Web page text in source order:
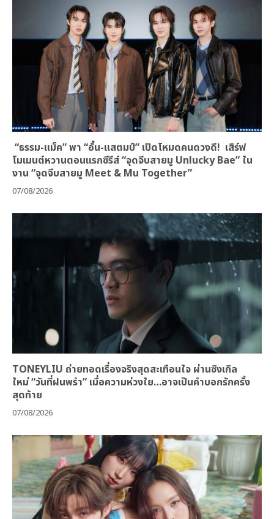
“ธรรม-แม็ค” พา “อั๋น-แสตมป์” เปิดโหมดคนดวงดี! เสิร์ฟ
โมเมนต์หวานตอนแรกซีรีส์ “จุดจีบสายมู Unlucky Bae” ใน
งาน “จุดจีบสายมู Meet & Mu Together”
07/08/2026
TONEYLIU ถ่ายทอดเรื่องจริงสุดสะเทือนใจ ผ่านซิงเกิล
ใหม่ “วันที่ฝนพรำ” เมื่อความห่วงใย…อาจเป็นคำบอกรักครั้ง
สุดท้าย
07/08/2026